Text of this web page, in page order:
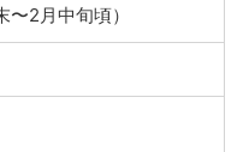
2月中旬頃）